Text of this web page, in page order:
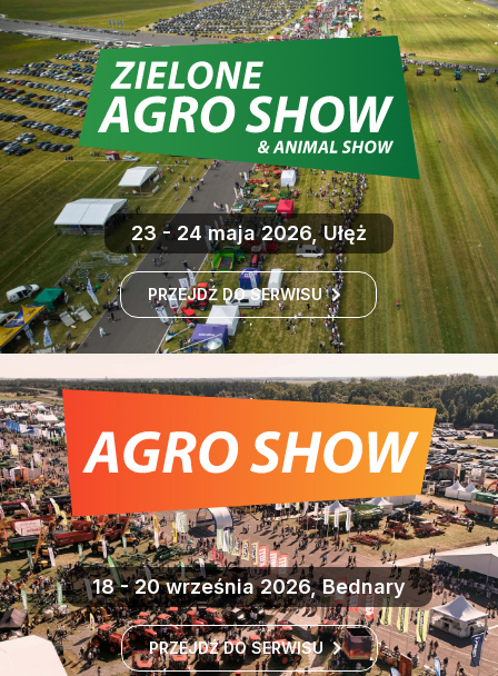
23 - 24 maja 2026, Ułęż
PRZEJDŹ DO SERWISU
18 - 20 września 2026, Bednary
PRZEJDŹ DO SERWISU